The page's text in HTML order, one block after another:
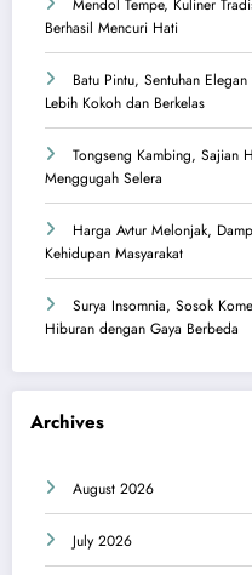
Berhasil Mencuri Hati
Batu Pintu, Sentuhan
Lebih Kokoh dan Berkelas
Tongseng Kambing, Sajian
Menggugah Selera
Harga Avtur Melonjak,
Kehidupan Masyarakat
Surya Insomnia, Sosok
Hiburan dengan Gaya Berbeda
Archives
August 2026
July 2026